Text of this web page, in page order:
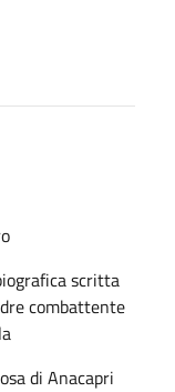
scritta
combattente
di Anacapri